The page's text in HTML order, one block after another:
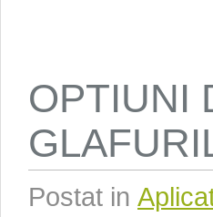
OPTIUNI
Postat in